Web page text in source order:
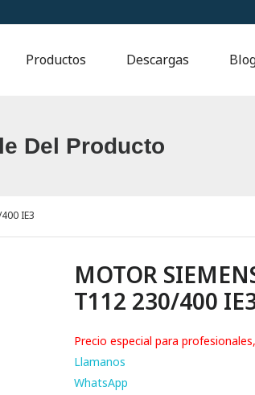
Productos Descargas
Del Producto
IE3
MOTOR
T112 230/400
Precio especial para
Llamanos
WhatsApp